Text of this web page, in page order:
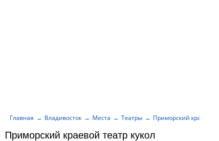
Приморский краевой театр кукол
Главная Владивосток Места Театры Приморский краевой